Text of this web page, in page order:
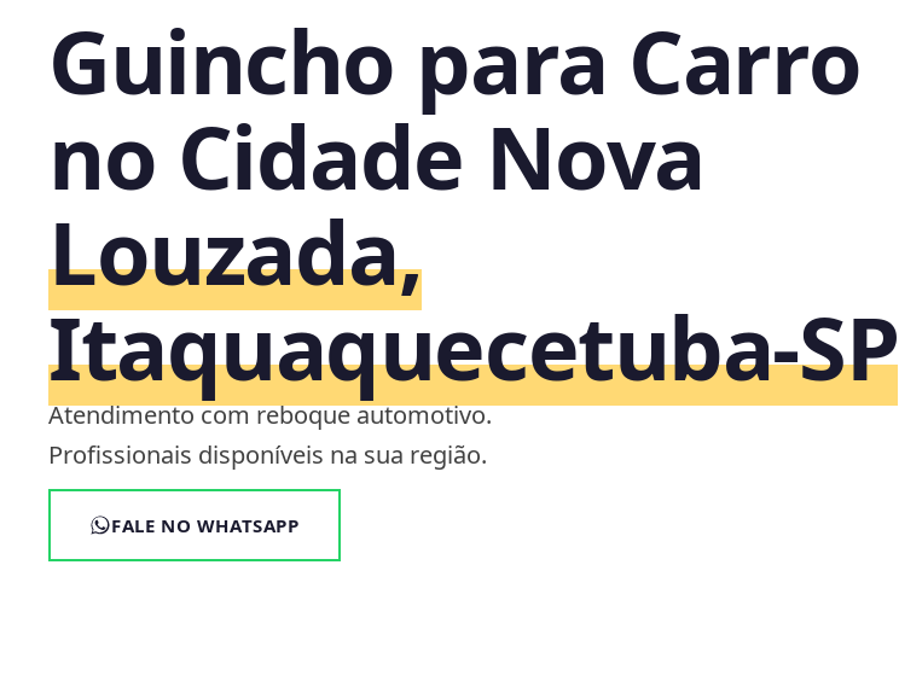
Guincho para Carro
no Cidade Nova
Louzada,
Itaquaquecetuba‑SP
Atendimento com reboque automotivo.
Profissionais disponíveis na sua região.
FALE NO WHATSAPP